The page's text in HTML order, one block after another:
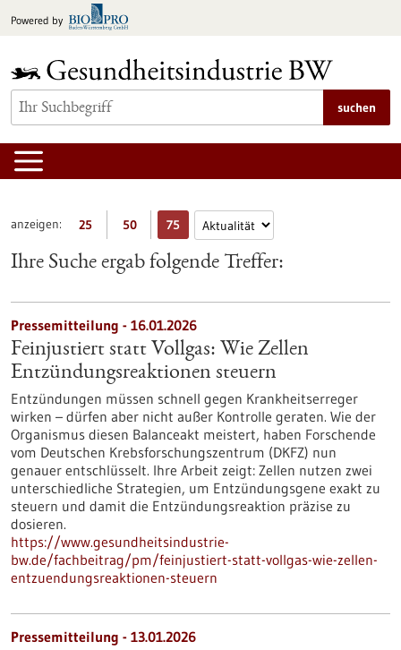
Inhalt
Powered by
suchen
anzeigen: 25 50 75
Ihre Suche ergab folgende Treffer:
Pressemitteilung - 16.01.2026
Feinjustiert statt Vollgas: Wie Zellen
Entzündungsreaktionen steuern
Entzündungen müssen schnell gegen Krankheitserreger
wirken – dürfen aber nicht außer Kontrolle geraten. Wie der
Organismus diesen Balanceakt meistert, haben Forschende
vom Deutschen Krebsforschungszentrum (DKFZ) nun
genauer entschlüsselt. Ihre Arbeit zeigt: Zellen nutzen zwei
unterschiedliche Strategien, um Entzündungsgene exakt zu
steuern und damit die Entzündungsreaktion präzise zu
dosieren.
https://www.gesundheitsindustrie-
bw.de/fachbeitrag/pm/feinjustiert-statt-vollgas-wie-zellen-
entzuendungsreaktionen-steuern
Pressemitteilung - 13.01.2026